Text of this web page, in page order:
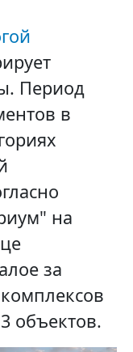
Период
в
на
за
объектов.